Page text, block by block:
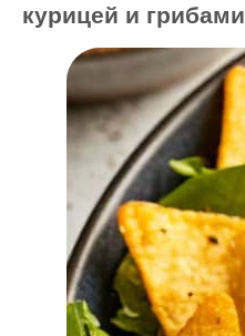
курицей и грибами